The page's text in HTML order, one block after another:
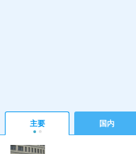
主要 国内